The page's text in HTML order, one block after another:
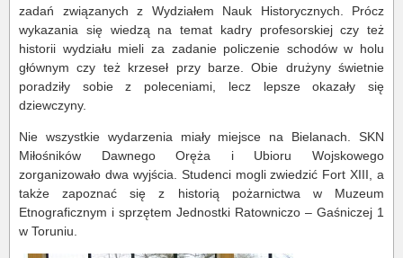
zadań związanych z Wydziałem Nauk Historycznych. Prócz
wykazania się wiedzą na temat kadry profesorskiej czy też
historii wydziału mieli za zadanie policzenie schodów w holu
głównym czy też krzeseł przy barze. Obie drużyny świetnie
poradziły sobie z poleceniami, lecz lepsze okazały się
dziewczyny.
Nie wszystkie wydarzenia miały miejsce na Bielanach. SKN
Miłośników Dawnego Oręża i Ubioru Wojskowego
zorganizowało dwa wyjścia. Studenci mogli zwiedzić Fort XIII, a
także zapoznać się z historią pożarnictwa w Muzeum
Etnograficznym i sprzętem Jednostki Ratowniczo – Gaśniczej 1
w Toruniu.